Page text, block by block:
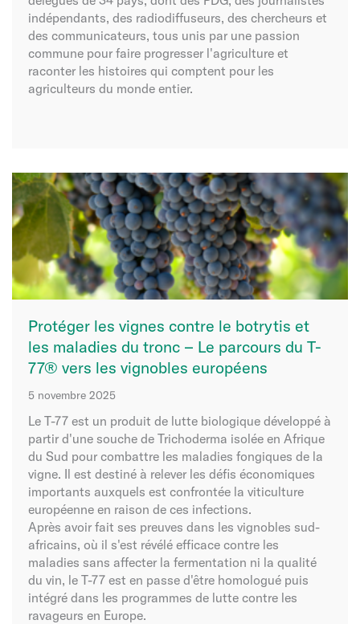
indépendants, des radiodiffuseurs, des chercheurs et
des communicateurs, tous unis par une passion
commune pour faire progresser l'agriculture et
raconter les histoires qui comptent pour les
agriculteurs du monde entier.
Protéger les vignes contre le botrytis et
les maladies du tronc – Le parcours du T-
77® vers les vignobles européens
5 novembre 2025
Le T-77 est un produit de lutte biologique développé à
partir d'une souche de Trichoderma isolée en Afrique
du Sud pour combattre les maladies fongiques de la
vigne. Il est destiné à relever les défis économiques
importants auxquels est confrontée la viticulture
européenne en raison de ces infections.
Après avoir fait ses preuves dans les vignobles sud-
africains, où il s'est révélé efficace contre les
maladies sans affecter la fermentation ni la qualité
du vin, le T-77 est en passe d'être homologué puis
intégré dans les programmes de lutte contre les
ravageurs en Europe.